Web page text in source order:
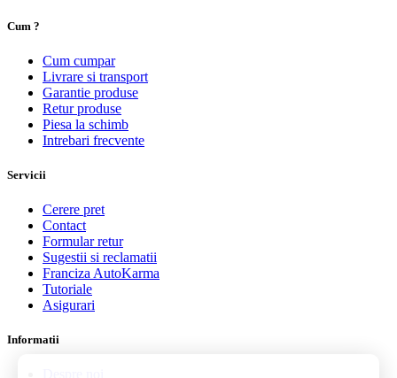
Cum ?
Cum cumpar
Livrare si transport
Garantie produse
Retur produse
Piesa la schimb
Intrebari frecvente
Servicii
Cerere pret
Contact
Formular retur
Sugestii si reclamatii
Franciza AutoKarma
Tutoriale
Asigurari
Informatii